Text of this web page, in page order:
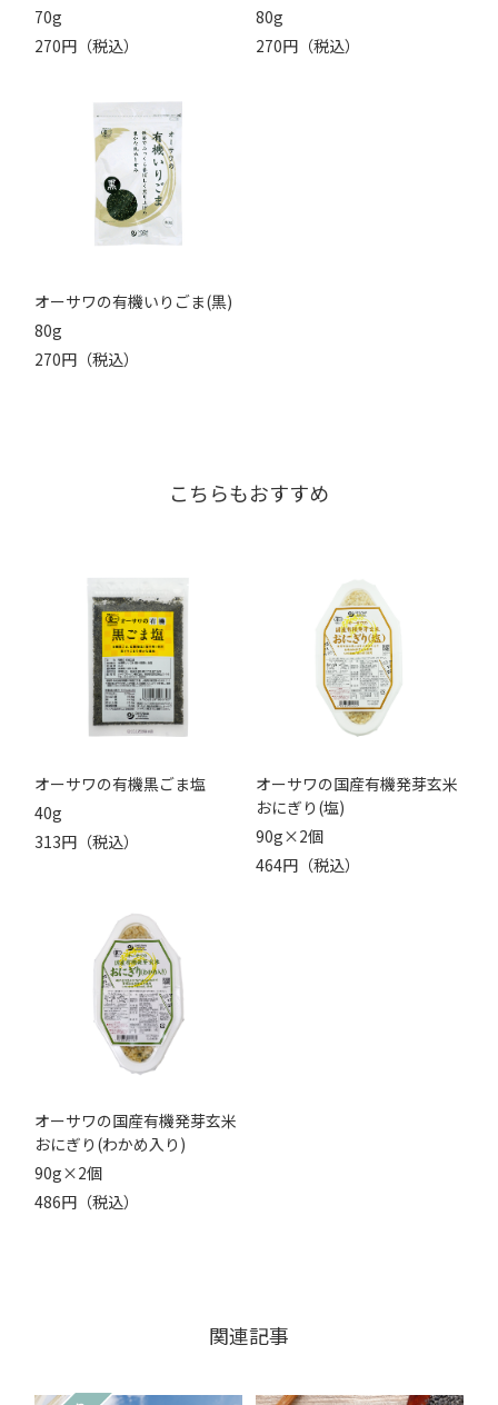
70g
270円（税込）
80g
270円（税込）
オーサワの有機いりごま(黒)
80g
270円（税込）
こちらもおすすめ
オーサワの有機黒ごま塩
40g
313円（税込）
オーサワの国産有機発芽玄米
おにぎり(塩)
90g×2個
464円（税込）
オーサワの国産有機発芽玄米
おにぎり(わかめ入り)
90g×2個
486円（税込）
関連記事